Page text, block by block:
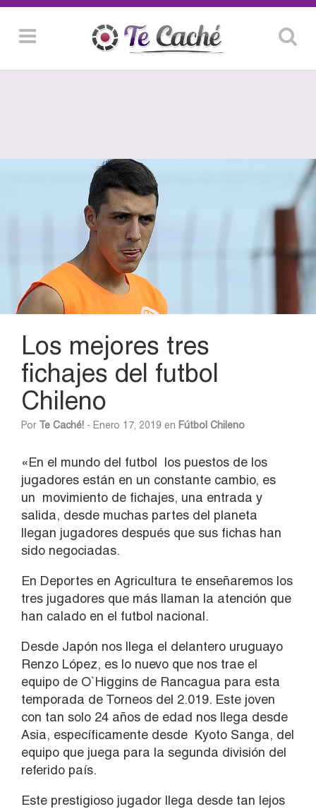
Los mejores tres
fichajes del futbol
Chileno
Por Te Caché! - Enero 17, 2019 en Fútbol Chileno
«En el mundo del futbol los puestos de los
jugadores están en un constante cambio, es
un movimiento de fichajes, una entrada y
salida, desde muchas partes del planeta
llegan jugadores después que sus fichas han
sido negociadas.
En Deportes en Agricultura te enseñaremos los
tres jugadores que más llaman la atención que
han calado en el futbol nacional.
Desde Japón nos llega el delantero uruguayo
Renzo López, es lo nuevo que nos trae el
equipo de O`Higgins de Rancagua para esta
temporada de Torneos del 2.019. Este joven
con tan solo 24 años de edad nos llega desde
Asia, específicamente desde Kyoto Sanga, del
equipo que juega para la segunda división del
referido país.
Este prestigioso jugador llega desde tan lejos